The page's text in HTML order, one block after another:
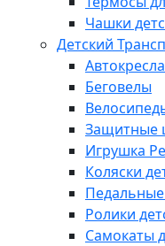
Чашки
Детский
Беговелы
Защитные
Игрушка
Коляски
Ролики
Самокаты